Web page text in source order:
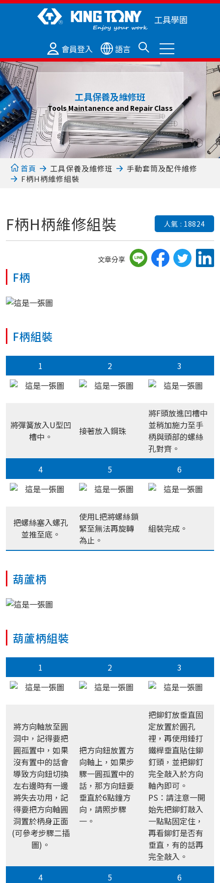
工具學園
會員登入 語言
工具保養及維修班
Tools Maintanence and Repair Class
首頁 工具保養及維修班
手動套筒及配件維修
F柄H柄維修組裝
F柄H柄維修組裝 人氣 : 18824
文章分享
F柄
F柄組裝
1 2 3
將彈簧放入U型凹
槽中。
接著放入鋼珠
將F頭放進凹槽中
並稍加施力至手
柄與頭部的螺絲
孔對齊。
4
5 6
把螺絲塞入螺孔
並推至底。
使用L把將螺絲鎖
緊至無法再旋轉
為止。
組裝完成。
葫蘆柄
葫蘆柄組裝
1 2 3
將方向軸放至圓
洞中，記得要把
圓孤置中，如果
沒有置中的話會
導致方向鈕切換
左右邊時有一邊
將失去功用，記
得要把方向軸圓
洞置於柄身正面
(可參考步驟二插
圖)。
把方向鈕放置方
向軸上，如果步
驟一圓孤置中的
話，那方向鈕要
垂直於6點鐘方
向，請照步驟
一。
把鉚釘放垂直固
定放置於圓孔
裡，再使用錘打
鐵桿垂直貼住鉚
釘頭，並把鉚釘
完全敲入於方向
軸內即可。
PS：請注意一開
始先把鉚釘敲入
一點點固定住，
再看鉚釘是否有
垂直，有的話再
完全敲入。
4
5 6